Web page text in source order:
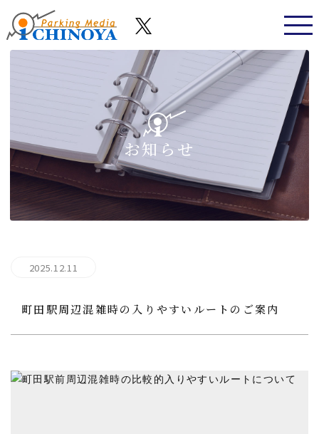
お知らせ
2025.12.11
町田駅周辺混雑時の入りやすいルートのご案内